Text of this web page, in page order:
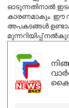
ഓടുന്നതിനാൽ
കാരണമാകും. ഈ
അപകടങ്ങൾ
മുന്നറിയിപ്പ്